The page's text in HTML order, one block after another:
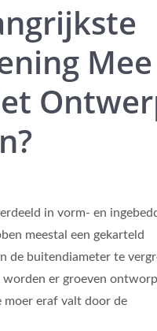
Mee
in vorm- en
meestal een gekarteld
de buitendiameter te
er groeven
moer eraf valt door de